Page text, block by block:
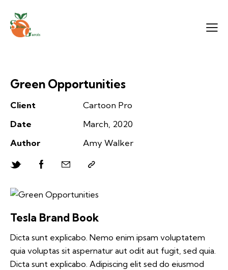
Green Opportunities
Client
Cartoon Pro
Date
March, 2020
Author
Amy Walker
Tesla Brand Book
Dicta sunt explicabo. Nemo enim ipsam voluptatem
quia voluptas sit aspernatur aut odit aut fugit, sed quia.
Dicta sunt explicabo. Adipiscing elit sed do eiusmod